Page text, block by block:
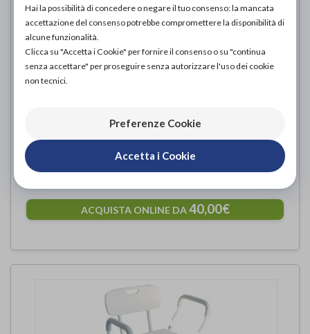
SEDILE PER DOCCIA CON SEDUTA
AD U - SENZA SCHIENALE
ACQUISTA ONLINE DA40,00€
Hai la possibilità di concedere o negare il tuo consenso: la mancata
accettazione del consenso potrebbe compromettere la disponibilità di
alcune funzionalità.
Clicca su "Accetta i Cookie" per fornire il consenso o su "continua
senza accettare" per proseguire senza autorizzare l'uso dei cookie
non tecnici.
Preferenze Cookie
Accetta i Cookie